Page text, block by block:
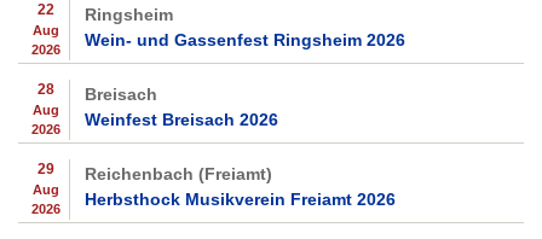
22
Aug
2026
Ringsheim
Wein- und Gassenfest Ringsheim 2026
28
Aug
2026
Breisach
Weinfest Breisach 2026
29
Aug
2026
Reichenbach (Freiamt)
Herbsthock Musikverein Freiamt 2026